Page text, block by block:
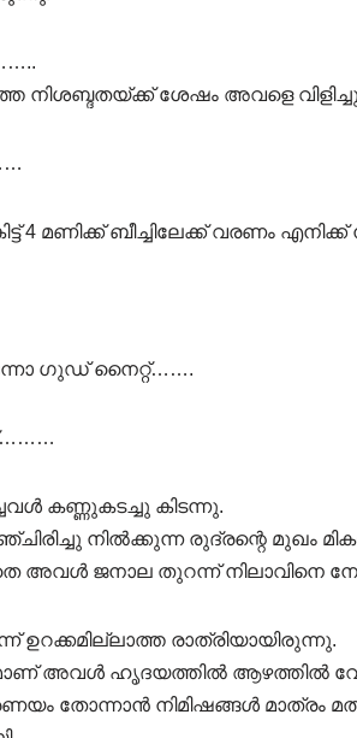
നിശബ്ദതയ്ക്ക് ശേഷം അവളെ
4 മണിക്ക് ബീച്ചിലേക്ക് വരണം
ഗുഡ് നൈറ്റ്…….
കണ്ണുകടച്ചു കിടന്നു.
നിൽക്കുന്ന രുദ്രന്റെ മുഖം
അവൾ ജനാല തുറന്ന് നിലാവിനെ
ഉറക്കമില്ലാത്ത രാത്രിയായിരുന്നു.
അവൾ ഹൃദയത്തിൽ ആഴത്തിൽ
തോന്നാൻ നിമിഷങ്ങൾ